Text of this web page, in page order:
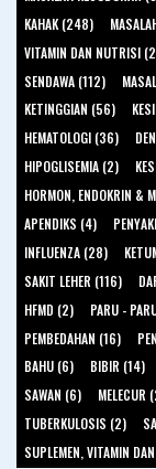
KAHAK (248)
VITAMIN DAN NUTRISI
SENDAWA (112)
KETINGGIAN (56)
HEMATOLOGI (36)
HIPOGLISEMIA (2)
HORMON, ENDOKRIN &
APENDIKS (4)
INFLUENZA (28)
SAKIT LEHER (116)
HFMD (2)
PARU -
PEMBEDAHAN (16)
BAHU (6)
BIBIR (14)
SAWAN (6)
MELECUR
TUBERKULOSIS (2)
SUPLEMEN, VITAMIN